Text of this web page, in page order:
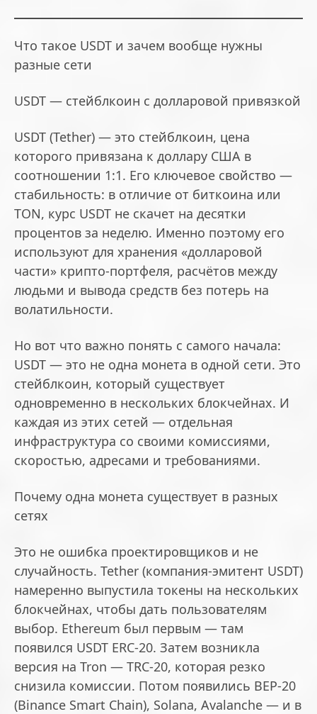
Что такое USDT и зачем вообще нужны
разные сети
USDT — стейблкоин с долларовой привязкой
USDT (Tether) — это стейблкоин, цена
которого привязана к доллару США в
соотношении 1:1. Его ключевое свойство —
стабильность: в отличие от биткоина или
TON, курс USDT не скачет на десятки
процентов за неделю. Именно поэтому его
используют для хранения «долларовой
части» крипто-портфеля, расчётов между
людьми и вывода средств без потерь на
волатильности.
Но вот что важно понять с самого начала:
USDT — это не одна монета в одной сети. Это
стейблкоин, который существует
одновременно в нескольких блокчейнах. И
каждая из этих сетей — отдельная
инфраструктура со своими комиссиями,
скоростью, адресами и требованиями.
Почему одна монета существует в разных
сетях
Это не ошибка проектировщиков и не
случайность. Tether (компания-эмитент USDT)
намеренно выпустила токены на нескольких
блокчейнах, чтобы дать пользователям
выбор. Ethereum был первым — там
появился USDT ERC-20. Затем возникла
версия на Tron — TRC-20, которая резко
снизила комиссии. Потом появились BEP-20
(Binance Smart Chain), Solana, Avalanche — и в